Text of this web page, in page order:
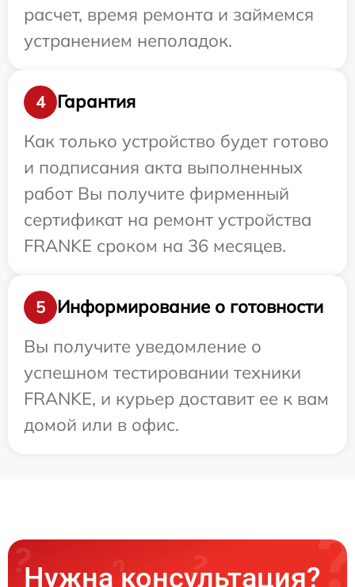
расчет, время ремонта и займемся
устранением неполадок.
4
Гарантия
Как только устройство будет готово
и подписания акта выполненных
работ Вы получите фирменный
сертификат на ремонт устройства
FRANKE сроком на 36 месяцев.
5
Информирование о готовности
Вы получите уведомление о
успешном тестировании техники
FRANKE, и курьер доставит ее к вам
домой или в офис.
Нужна консультация?